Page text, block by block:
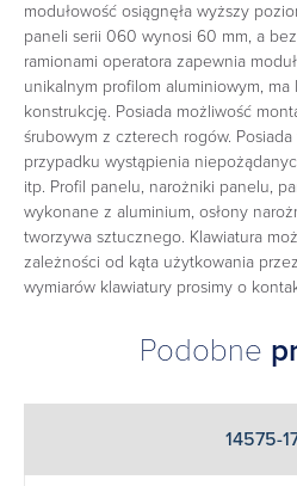
modułowość osiągnęła wyższy
paneli serii 060 wynosi 60 mm, a
ramionami operatora zapewnia moduł
unikalnym profilom aluminiowym, ma
konstrukcję. Posiada możliwość
śrubowym z czterech rogów.
przypadku wystąpienia
itp. Profil panelu, narożniki panelu,
wykonane z aluminium, osłony
tworzywa sztucznego. Klawiatura
zależności od kąta użytkowania
wymiarów klawiatury prosimy o
Podobne
14575-